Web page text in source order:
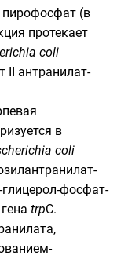
пирофосфат (в
протекает
coli
II антранилат-
в
coli
фосфат-
trpC.